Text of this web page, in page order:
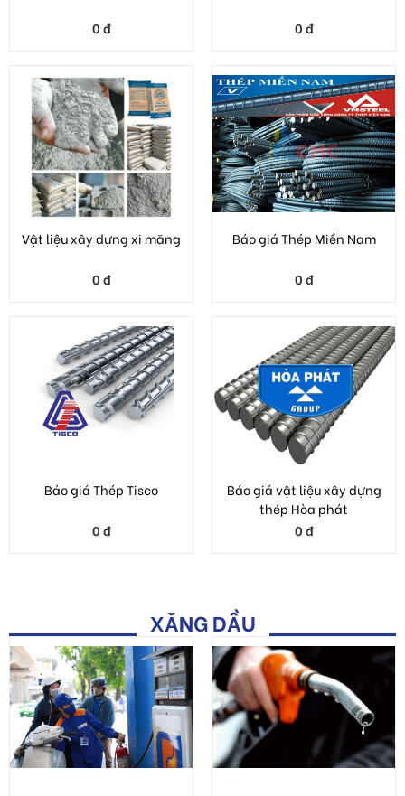
Vật liệu xây dựng xi măng
0 đ
Báo giá Thép Miền Nam
0 đ
Báo giá Thép Tisco
0 đ
Báo giá vật liệu xây dựng
thép Hòa phát
0 đ
XĂNG DẦU
Giá xăng dầu lại đồng loạt
tăng cao từ chiều...
0 đ
Xăng dầu
0 đ